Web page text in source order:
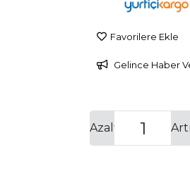
Favorilere Ekle
Gelince Haber
Azalt